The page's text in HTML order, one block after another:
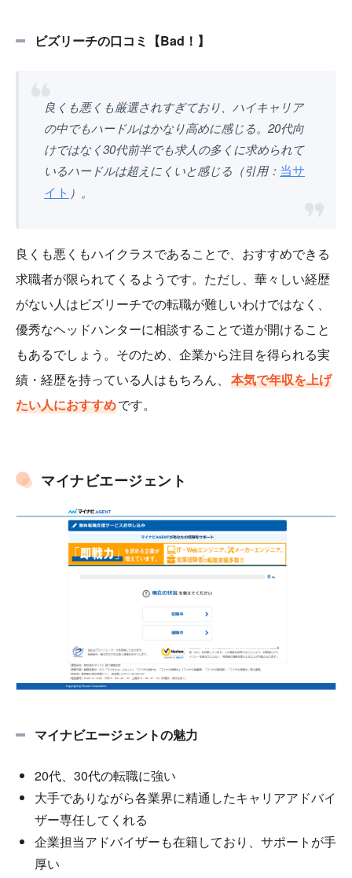
ビズリーチの口コミ【Bad！】
良くも悪くも厳選されすぎており、ハイキャリア
の中でもハードルはかなり高めに感じる。20代向
けではなく30代前半でも求人の多くに求められて
いるハードルは超えにくいと感じる（引用： 当サ
イト ）。
良くも悪くもハイクラスであることで、おすすめできる
求職者が限られてくるようです。ただし、華々しい経歴
がない人はビズリーチでの転職が難しいわけではなく、
優秀なヘッドハンターに相談することで道が開けること
もあるでしょう。そのため、企業から注目を得られる実
績・経歴を持っている人はもちろん、 本気で年収を上げ
たい人におすすめです。
マイナビエージェント
マイナビエージェントの魅力
20代、30代の転職に強い
大手でありながら各業界に精通したキャリアアドバイ
ザー専任してくれる
企業担当アドバイザーも在籍しており、サポートが手
厚い